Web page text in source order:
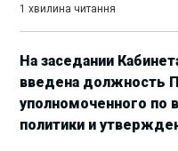
1 хвилина читання
На заседании
введена должность
уполномоченного по
политики и